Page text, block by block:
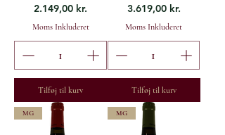
Pris
2.149,00 kr.
Moms Inkluderet
Tilføj til kurv
Pris
3.619,00 kr.
Moms Inkluderet
Tilføj til kurv
MG MG